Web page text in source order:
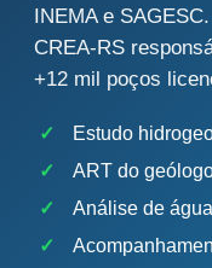
INEMA e
CREA-RS
+12 mil poços
✓
Estudo
✓
ART do
✓
Análise de
✓